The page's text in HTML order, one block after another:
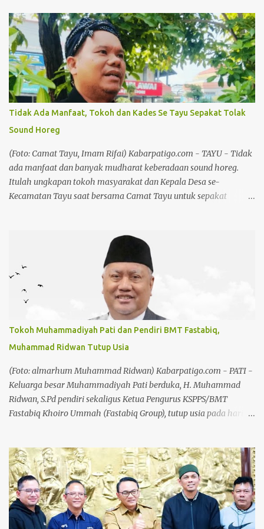
tersebut diterima dengan baik oleh Kanitsosbud Intelkam
Polresta Pati, Sri Hartanto, di Mapolresta Pati, Jumat (7/8/26).
Dalam pernyataan sikapnya, Bolo Dewo Pati menyatakan
menolak rencana kegiatan tersebut dengan pertimbangan hukum
dan sosiologis. Sikap itu terutama berkaitan dengan informasi
mengenai rencana penggunaan pengeras suara atau sound system
berkapasitas besar serta potensi gangguan terhadap ketertiban
dan kenyamanan masyarakat. Baca juga :Festival Kebudayaan
Adhiloka Pati, Chandra: Pembangunan Harus Selaras dengan
Pemajuan Kebudayaan Ketua Bolo Dewo Pati, Achwan,
menjelaskan bahwa sikap tersebut bukan dimaksudk...
Tidak Ada Manfaat, Tokoh dan Kades Se Tayu Sepakat Tolak
Sound Horeg
(Foto: Camat Tayu, Imam Rifai) Kabarpatigo.com - TAYU - Tidak
ada manfaat dan banyak mudharat keberadaan sound horeg.
Itulah ungkapan tokoh masyarakat dan Kepala Desa se-
Kecamatan Tayu saat bersama Camat Tayu untuk sepakat
paparannya Camat Tayu, Imam Rifai memaparkan kesepakatan
ini terjalin dalam pertemuan di Pendapa Kecamatan Tayu.
”Poinnya, gabungan aliansi dan ormas, kemudian Forum
Komunikasi Pondok Pesantren, termasuk juga BPD, kemudian
Kepala Desa, juga mendukung pelarangan terhadap adanya
sound horeg di Kecamatan Tayu,” ujar Imam Rifai, Selasa
(4/8/26). Setelah kesepakatan ini, pihaknya bakal melayangkan
surat kepada Plt Bupati Pati, Risma Ardhi Chandra agar ikut
melarang penggunaan sound horeg. Baik saat karnaval maupun
battle sound horeg. ”Forkopimda untuk agar dibuat larangan
terhadap penyelenggaraan sound horeg di Kabupaten Pati,” lanjut
dia. Baca ju...
Tokoh Muhammadiyah Pati dan Pendiri BMT Fastabiq,
Muhammad Ridwan Tutup Usia
(Foto: almarhum Muhammad Ridwan) Kabarpatigo.com - PATI -
Keluarga besar Muhammadiyah Pati berduka, H. Muhammad
Ridwan, S.Pd pendiri sekaligus Ketua Pengurus KSPPS/BMT
Fastabiq Khoiro Ummah (Fastabiq Group), tutup usia pada hari
Muhammadiyah Pati dan juga diperjelas oleh jaringan lembaga
yang terafiliasi dengan beliau, di antaranya Keluarga Besar BMT
Fastabiq, RSU Fastabiq Sehat PKU Muhammadiyah, serta
berbagai elemen masyarakat dan instansi di Kabupaten Pati.
Semasa hidupnya, almarhum dikenal sebagai tokoh penggerak
ekonomi syariah dan sosial yang sangat berpengaruh, khususnya